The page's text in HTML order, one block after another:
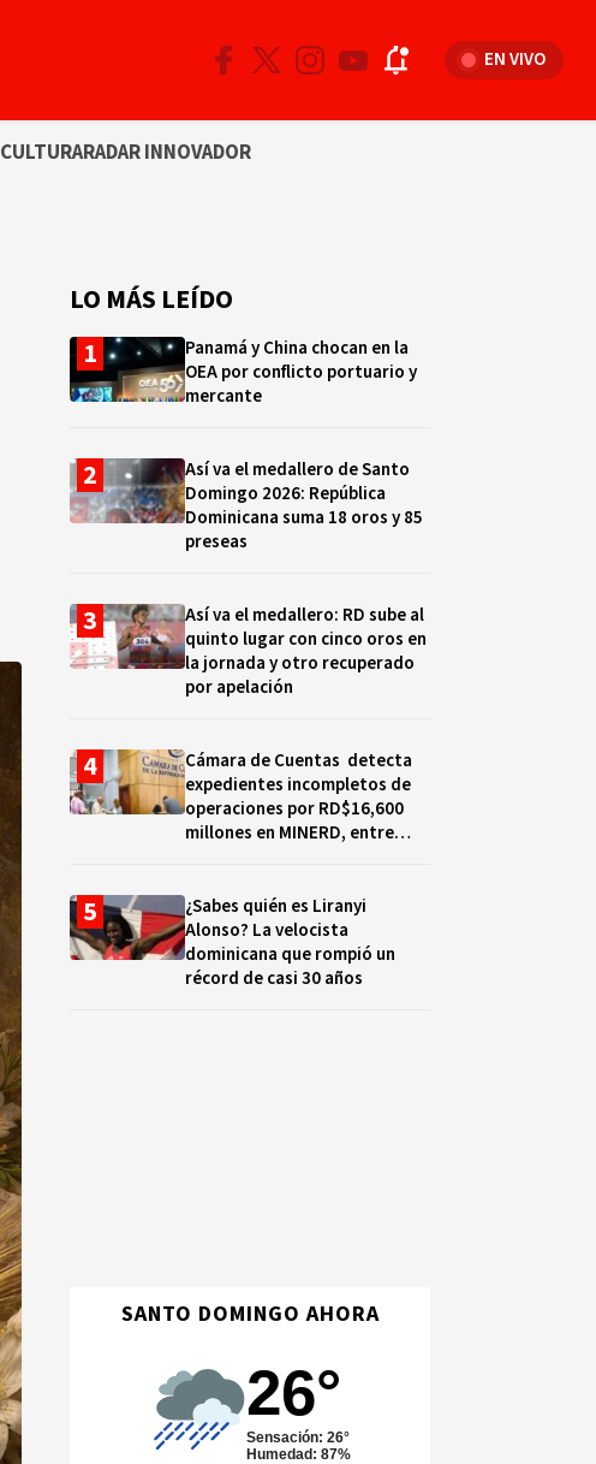
EN VIVO
CULTURARADAR INNOVADOR
LO MÁS LEÍDO
Panamá y China chocan en la
OEA por conflicto portuario y
mercante
Así va el medallero de Santo
Domingo 2026: República
Dominicana suma 18 oros y 85
preseas
Así va el medallero: RD sube al
quinto lugar con cinco oros en
la jornada y otro recuperado
por apelación
Cámara de Cuentas detecta
expedientes incompletos de
operaciones por RD$16,600
millones en MINERD, entre
¿Sabes quién es Liranyi
Alonso? La velocista
dominicana que rompió un
récord de casi 30 años
SANTO DOMINGO AHORA
26°
Sensación: 26°
Humedad: 87%